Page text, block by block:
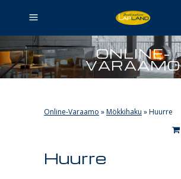
ONLINE-
VARAAMO
Online-Varaamo »Mökkihaku »Huurre
Huurre